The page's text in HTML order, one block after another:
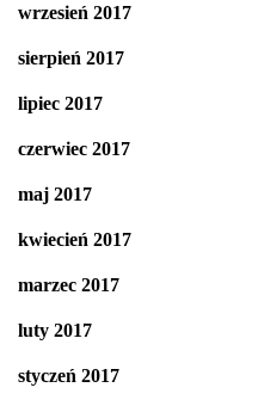
wrzesień 2017
sierpień 2017
lipiec 2017
czerwiec 2017
maj 2017
kwiecień 2017
marzec 2017
luty 2017
styczeń 2017